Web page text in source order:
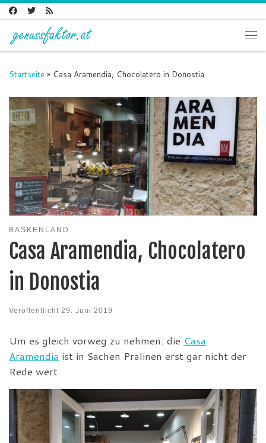
Zum Inhalt springen
Startseite » Casa Aramendia, Chocolatero in Donostia
BASKENLAND
Casa Aramendia, Chocolatero
in Donostia
Veröffentlicht 29. Juni 2019
Um es gleich vorweg zu nehmen: die Casa
Aramendia ist in Sachen Pralinen erst gar nicht der
Rede wert.